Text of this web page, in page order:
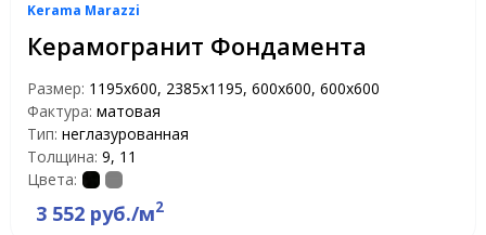
Kerama Marazzi
Керамогранит Фондамента
Размер: 1195х600, 2385х1195, 600x600, 600х600
Фактура: матовая
Тип: неглазурованная
Толщина: 9, 11
Цвета:
3 552 руб./м2